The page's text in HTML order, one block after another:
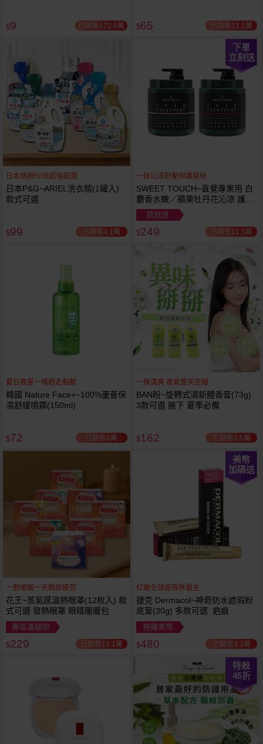
$9 已銷售172.9萬 $65 已銷售11.1萬
日本熱銷50倍超強殺菌
日本P&G~ARIEL洗衣精(1罐入)
款式可選
$99 已銷售4.1萬
下單
立刻送
一抹沁涼舒壓保護髮絲
SWEET TOUCH~直覺專業用 白
麝香水嫩／蘋果牡丹花沁涼 護髮
膜(1000ml) 款式可選 全新包裝
買就送
$249 已銷售11.3萬
夏日救星一噴趕走黏膩
韓國 Nature Face+~100%蘆薈保
濕舒緩噴霧(150ml)
$72 已銷售6萬
一抹清爽 香氣整天在線
BAN盼~旋轉式清新體香膏(73g)
3款可選 腋下 夏季必備
$162 已銷售3.5萬
一敷缓解一天眼部疲劳
花王~蒸氣感溫熱眼罩(12枚入) 款
式可選 發熱眼罩 眼睛暖暖包
專區滿額贈
$229 已銷售13.1萬
美幣
加碼送
紅遍全球遮瑕界霸主
捷克 Dermacol~神奇防水遮瑕粉
底膏(30g) 多款可選 疤痕
現賺美幣
$480 已銷售3.3萬
特殺
45折